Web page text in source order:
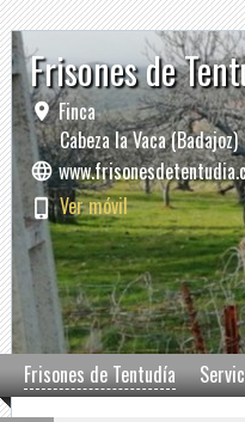
Frisones de
Finca
Cabeza la Vaca (Badajoz)
Ver móvil
Frisones de Tentudía